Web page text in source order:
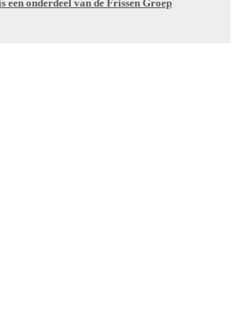
een onderdeel van de Frissen Groep